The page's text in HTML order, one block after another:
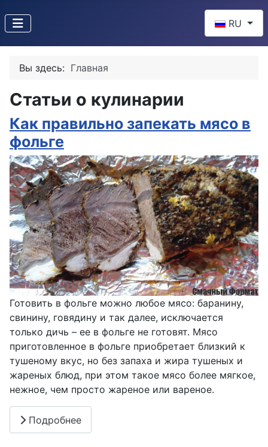
RU
Вы здесь: Главная
Статьи о кулинарии
Как правильно запекать мясо в
фольге
Готовить в фольге можно любое мясо: баранину,
свинину, говядину и так далее, исключается
только дичь – ее в фольге не готовят. Мясо
приготовленное в фольге приобретает близкий к
тушеному вкус, но без запаха и жира тушеных и
жареных блюд, при этом такое мясо более мягкое,
нежное, чем просто жареное или вареное.
Подробнее